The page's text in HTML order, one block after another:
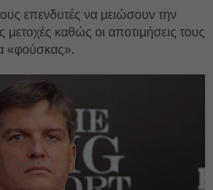
επενδυτές να μειώσουν την
μετοχές καθώς οι αποτιμήσεις τους
«φούσκας».